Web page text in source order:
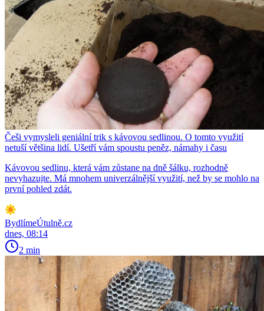
Češi vymysleli geniální trik s kávovou sedlinou. O tomto využití
netuší většina lidí. Ušetří vám spoustu peněz, námahy i času
Kávovou sedlinu, která vám zůstane na dně šálku, rozhodně
nevyhazujte. Má mnohem univerzálnější využití, než by se mohlo na
první pohled zdát.
BydlímeÚtulně.cz
dnes, 08:14
2 min